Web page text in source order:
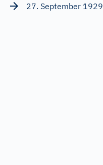
27. September 1929